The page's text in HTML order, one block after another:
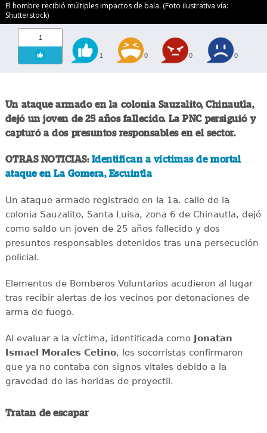
El hombre recibió múltiples impactos de bala. (Foto ilustrativa vía:
Shutterstock)
1
1 0 0 0
Un ataque armado en la colonia Sauzalito, Chinautla,
dejó un joven de 25 años fallecido. La PNC persiguió y
capturó a dos presuntos responsables en el sector.
OTRAS NOTICIAS:Identifican a víctimas de mortal
ataque en La Gomera, Escuintla
Un ataque armado registrado en la 1a. calle de la
colonia Sauzalito, Santa Luisa, zona 6 de Chinautla, dejó
como saldo un joven de 25 años fallecido y dos
presuntos responsables detenidos tras una persecución
policial.
Elementos de Bomberos Voluntarios acudieron al lugar
tras recibir alertas de los vecinos por detonaciones de
arma de fuego.
Al evaluar a la víctima, identificada como
Jonatan
Ismael Morales Cetino, los socorristas confirmaron
que ya no contaba con signos vitales debido a la
gravedad de las heridas de proyectil.
Tratan de escapar